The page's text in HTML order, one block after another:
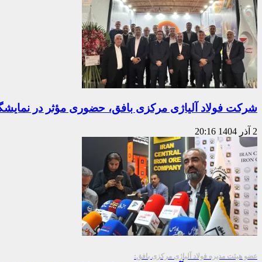
شرکت فولاد آلیاژی مرکزی بافق، حضوری مؤثر در نمایشگاه
2 آذر 1404 20:16
عضو هیئت مدیره فولاد آلیاژی مرکزی بافق: